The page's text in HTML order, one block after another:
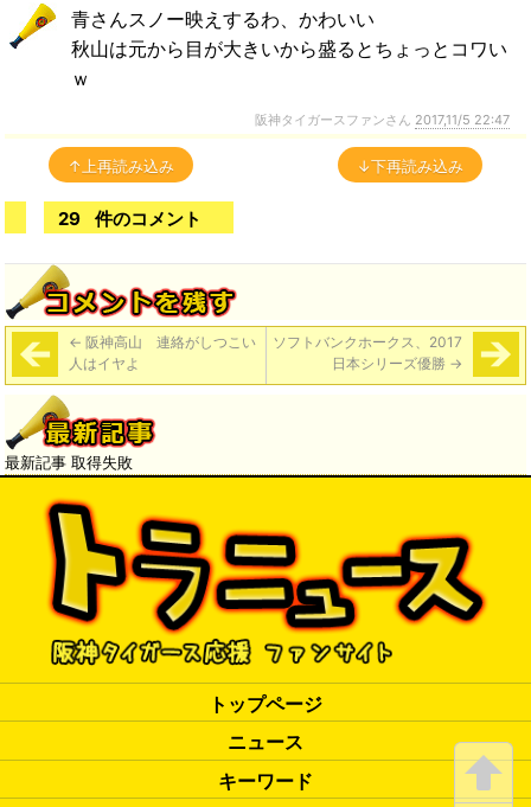
青さんスノー映えするわ、かわいい
秋山は元から目が大きいから盛るとちょっとコワい
ｗ
阪神タイガースファンさん 2017,11/5 22:47
↑上再読み込み ↓下再読み込み
29 件のコメント
← 阪神高山 連絡がしつこい
人はイヤよ
ソフトバンクホークス、2017
日本シリーズ優勝 →
最新記事 取得失敗
トップページ
ニュース
キーワード